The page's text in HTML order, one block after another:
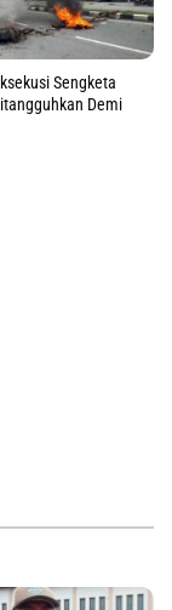
Sengketa
Demi